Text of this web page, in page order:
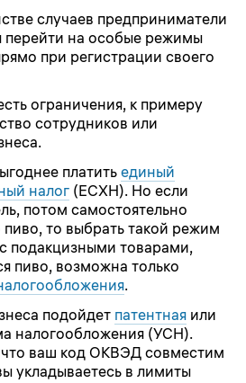
случаев предприниматели
перейти на особые режимы
при регистрации своего
ограничения, к примеру
сотрудников или
платить единый
налог (ЕСХН). Но если
потом самостоятельно
пиво, то выбрать такой режим
подакцизными товарами,
пиво, возможна только
.
подойдет патентная или
налогообложения (УСН).
что ваш код ОКВЭД совместим
укладываетесь в лимиты